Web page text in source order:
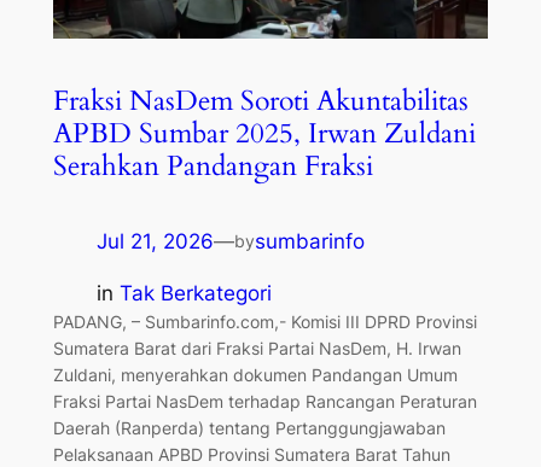
Fraksi NasDem Soroti Akuntabilitas
APBD Sumbar 2025, Irwan Zuldani
Serahkan Pandangan Fraksi
Jul 21, 2026—bysumbarinfo
in Tak Berkategori
PADANG, – Sumbarinfo.com,- Komisi III DPRD Provinsi
Sumatera Barat dari Fraksi Partai NasDem, H. Irwan
Zuldani, menyerahkan dokumen Pandangan Umum
Fraksi Partai NasDem terhadap Rancangan Peraturan
Daerah (Ranperda) tentang Pertanggungjawaban
Pelaksanaan APBD Provinsi Sumatera Barat Tahun